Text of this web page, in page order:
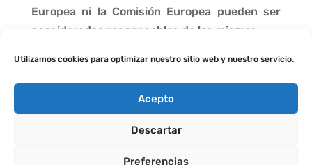
Utilizamos cookies para optimizar nuestro sitio web y nuestro servicio.
Acepto
Descartar
Preferencias
Europea ni la Comisión Europea pueden ser
consideradas responsables de las mismas.